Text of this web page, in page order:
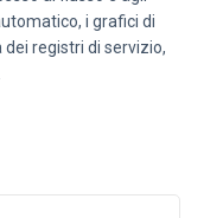
i grafici di
registri di servizio,